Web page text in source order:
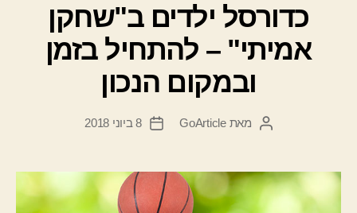
כדורסל ילדים ב"שחקן
אמיתי" – להתחיל בזמן
ובמקום הנכון
המחבר
מאתGoArticle
תאריך
8 ביוני 2018